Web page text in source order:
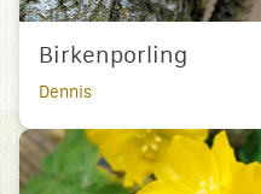
Birkenporling
Dennis